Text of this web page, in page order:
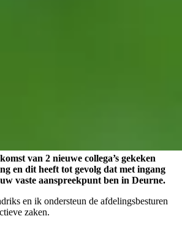
van 2 nieuwe collega’s gekeken
en dit heeft tot gevolg dat met ingang
vaste aanspreekpunt ben in Deurne.
en ik ondersteun de afdelingsbesturen
zaken.